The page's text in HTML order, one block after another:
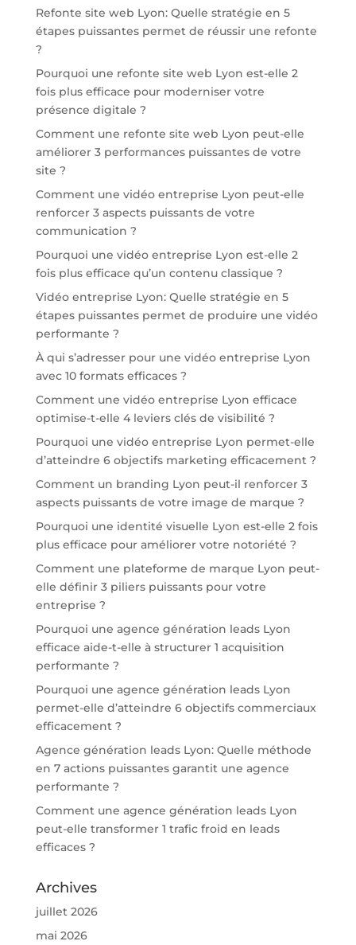
Refonte site web Lyon: Quelle stratégie en 5
étapes puissantes permet de réussir une refonte
?
Pourquoi une refonte site web Lyon est-elle 2
fois plus efficace pour moderniser votre
présence digitale ?
Comment une refonte site web Lyon peut-elle
améliorer 3 performances puissantes de votre
site ?
Comment une vidéo entreprise Lyon peut-elle
renforcer 3 aspects puissants de votre
communication ?
Pourquoi une vidéo entreprise Lyon est-elle 2
fois plus efficace qu’un contenu classique ?
Vidéo entreprise Lyon: Quelle stratégie en 5
étapes puissantes permet de produire une vidéo
performante ?
À qui s’adresser pour une vidéo entreprise Lyon
avec 10 formats efficaces ?
Comment une vidéo entreprise Lyon efficace
optimise-t-elle 4 leviers clés de visibilité ?
Pourquoi une vidéo entreprise Lyon permet-elle
d’atteindre 6 objectifs marketing efficacement ?
Comment un branding Lyon peut-il renforcer 3
aspects puissants de votre image de marque ?
Pourquoi une identité visuelle Lyon est-elle 2 fois
plus efficace pour améliorer votre notoriété ?
Comment une plateforme de marque Lyon peut-
elle définir 3 piliers puissants pour votre
entreprise ?
Pourquoi une agence génération leads Lyon
efficace aide-t-elle à structurer 1 acquisition
performante ?
Pourquoi une agence génération leads Lyon
permet-elle d’atteindre 6 objectifs commerciaux
efficacement ?
Agence génération leads Lyon: Quelle méthode
en 7 actions puissantes garantit une agence
performante ?
Comment une agence génération leads Lyon
peut-elle transformer 1 trafic froid en leads
efficaces ?
Archives
juillet 2026
mai 2026